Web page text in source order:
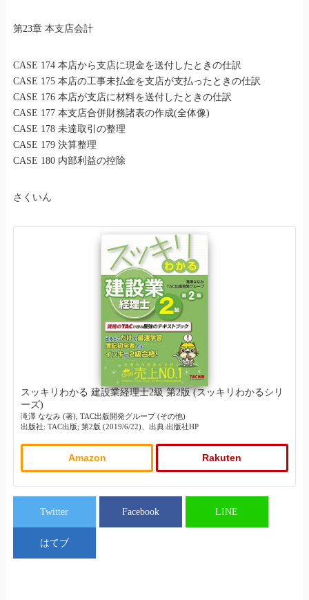
第23章 本支店会計
CASE 174 本店から支店に現金を送付したときの仕訳
CASE 175 本店の工事未払金を支店が支払ったときの仕訳
CASE 176 本店が支店に材料を送付したときの仕訳
CASE 177 本支店合併財務諸表の作成(全体像)
CASE 178 未達取引の整理
CASE 179 決算整理
CASE 180 内部利益の控除
さくいん
スッキリわかる 建設業経理士2級 第2版 (スッキリわかるシリ
ーズ)
滝澤 ななみ (著), TAC出版開発グループ (その他)
出版社: TAC出版; 第2版 (2019/6/22)、出典:出版社HP
Amazon Rakuten
Twitter Facebook LINE
はてブ